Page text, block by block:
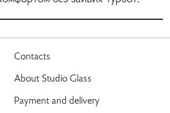
Contacts
About Studio Glass
Payment and delivery